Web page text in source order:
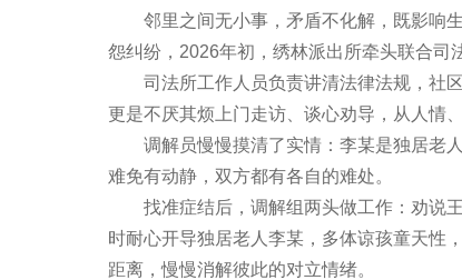
邻里之间无小事，矛盾不化解，既影响生
怨纠纷，2026年初，绣林派出所牵头联合司
司法所工作人员负责讲清法律法规，社区
更是不厌其烦上门走访、谈心劝导，从人情
调解员慢慢摸清了实情：李某是独居老人
难免有动静，双方都有各自的难处。
找准症结后，调解组两头做工作：劝说王
时耐心开导独居老人李某，多体谅孩童天性
距离，慢慢消解彼此的对立情绪。